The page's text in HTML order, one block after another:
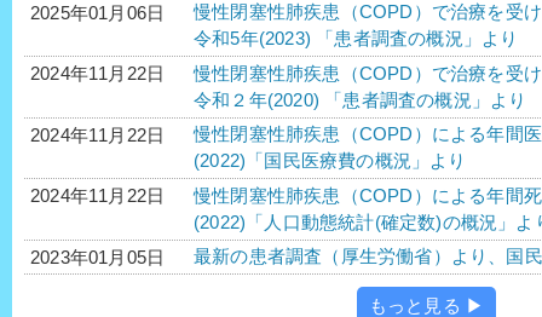
2025年01月06日
慢性閉塞性肺疾患（COPD）で治療を
令和5年(2023) 「患者調査の概況」より
2024年11月22日
慢性閉塞性肺疾患（COPD）で治療を
令和２年(2020) 「患者調査の概況」より
2024年11月22日
慢性閉塞性肺疾患（COPD）による年間
(2022)「国民医療費の概況」より
2024年11月22日
慢性閉塞性肺疾患（COPD）による年間
(2022)「人口動態統計(確定数)の概況」よ
2023年01月05日
最新の患者調査（厚生労働省）より、国
もっと見る ▶